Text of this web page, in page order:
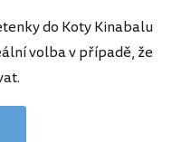
do Koty Kinabalu
volba v případě, že